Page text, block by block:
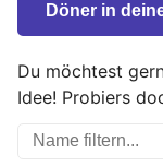
Döner in
Du möchtest
Idee! Probiers